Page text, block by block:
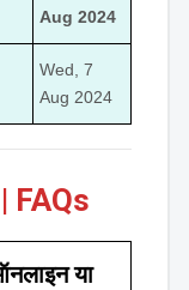
Aug 2024
Wed, 7
Aug 2024
FAQs
या